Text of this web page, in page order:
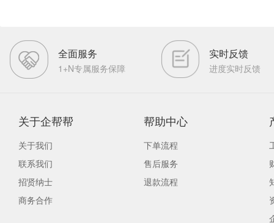
全面服务
1+N专属服务保障
实时反馈
进度实时反馈
关于企帮帮
关于我们
联系我们
招贤纳士
商务合作
帮助中心
下单流程
售后服务
退款流程